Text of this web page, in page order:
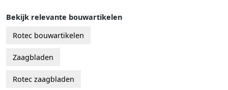
Bekijk relevante bouwartikelen
Rotec bouwartikelen
Zaagbladen
Rotec zaagbladen